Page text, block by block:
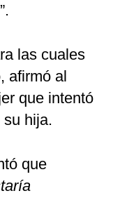
”.
las cuales
afirmó al
que intentó
hija.
que